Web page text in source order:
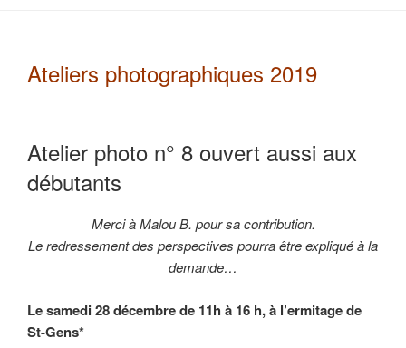
Ateliers photographiques 2019
Atelier photo n° 8 ouvert aussi aux
débutants
Merci à Malou B. pour sa contribution.
Le redressement des perspectives pourra être expliqué à la
demande…
Le samedi 28 décembre de 11h à 16 h, à l’ermitage de
St-Gens*